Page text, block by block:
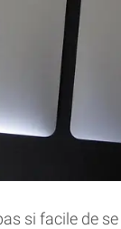
si facile de